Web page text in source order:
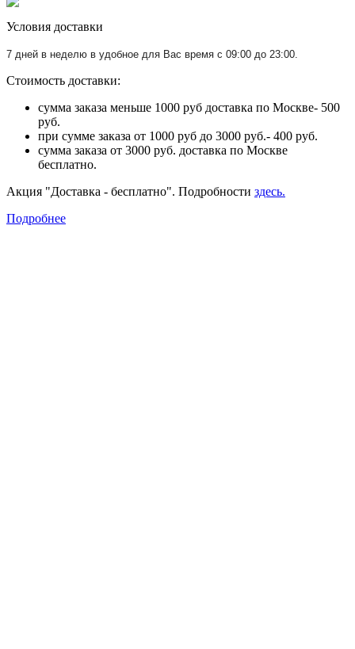
Условия доставки
7 дней в неделю в удобное для Вас время с 09:00 до 23:00.
Стоимость доставки:
сумма заказа меньше 1000 руб доставка по Москве- 500
руб.
при сумме заказа от 1000 руб до 3000 руб.- 400 руб.
сумма заказа от 3000 руб. доставка по Москве
бесплатно.
Акция "Доставка - бесплатно". Подробности здесь.
Подробнее